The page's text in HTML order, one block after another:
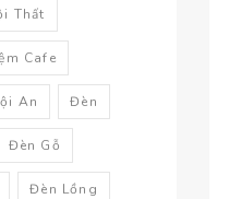
Thất
Cafe
An Đèn
Đèn Gỗ
Đèn Lồng